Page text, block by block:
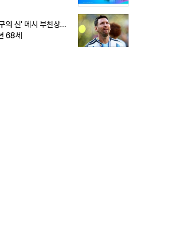
의 신' 메시 부친상…
68세